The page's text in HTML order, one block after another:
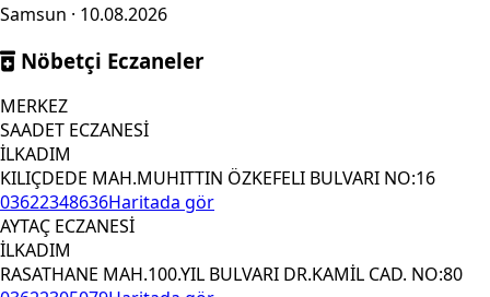
Samsun · 10.08.2026
Nöbetçi Eczaneler
MERKEZ
SAADET ECZANESİ
İLKADIM
KILIÇDEDE MAH.MUHITTIN ÖZKEFELI BULVARI NO:16
03622348636Haritada gör
AYTAÇ ECZANESİ
İLKADIM
RASATHANE MAH.100.YIL BULVARI DR.KAMİL CAD. NO:80